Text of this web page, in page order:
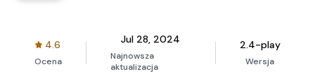
4.6
Ocena
Jul 28, 2024
Najnowsza
aktualizacja
2.4-play
Wersja